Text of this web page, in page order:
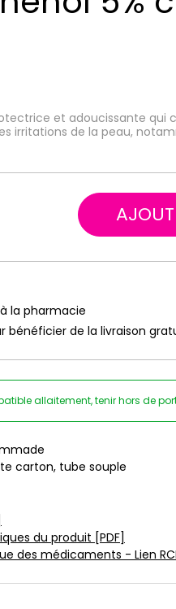
et adoucissante qui
irritations de la peau,
la pharmacie
bénéficier de la livraison
allaitement, tenir hors de
carton, tube souple
du produit [PDF]
des médicaments - Lien